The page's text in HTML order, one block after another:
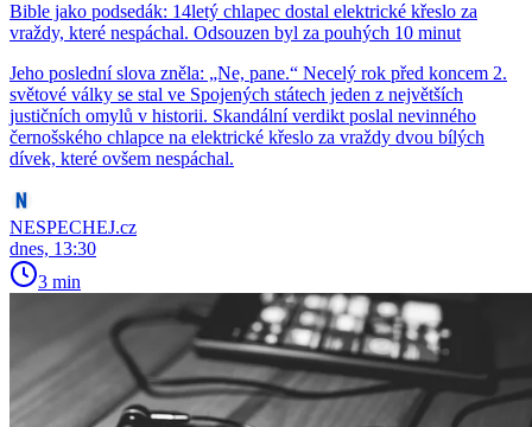
Bible jako podsedák: 14letý chlapec dostal elektrické křeslo za
vraždy, které nespáchal. Odsouzen byl za pouhých 10 minut
Jeho poslední slova zněla: „Ne, pane.“ Necelý rok před koncem 2.
světové války se stal ve Spojených státech jeden z největších
justičních omylů v historii. Skandální verdikt poslal nevinného
černošského chlapce na elektrické křeslo za vraždy dvou bílých
dívek, které ovšem nespáchal.
NESPECHEJ.cz
dnes, 13:30
3 min